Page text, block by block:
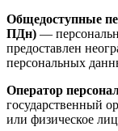
Общедоступные
ПДн) —
предоставлен
персональных
Оператор
государственный
или физическое